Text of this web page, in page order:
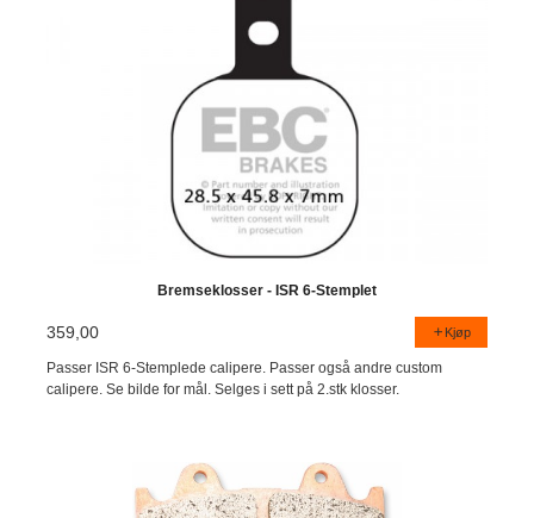
Bremseklosser - ISR 6-Stemplet
359,00 Kjøp
Passer ISR 6-Stemplede calipere. Passer også andre custom
calipere. Se bilde for mål. Selges i sett på 2.stk klosser.